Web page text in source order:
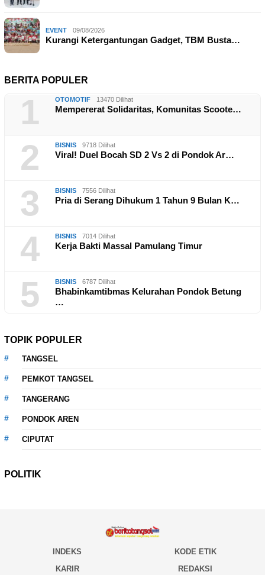
EVENT 09/08/2026
Kurangi Ketergantungan Gadget, TBM Busta…
BERITA POPULER
1 OTOMOTIF 13470 Dilihat
Mempererat Solidaritas, Komunitas Scoote…
2 BISNIS 9718 Dilihat
Viral! Duel Bocah SD 2 Vs 2 di Pondok Ar…
3 BISNIS 7556 Dilihat
Pria di Serang Dihukum 1 Tahun 9 Bulan K…
4 BISNIS 7014 Dilihat
Kerja Bakti Massal Pamulang Timur
5 BISNIS 6787 Dilihat
Bhabinkamtibmas Kelurahan Pondok Betung
…
TOPIK POPULER
TANGSEL
PEMKOT TANGSEL
TANGERANG
PONDOK AREN
CIPUTAT
POLITIK
INDEKS
KODE ETIK
KARIR
REDAKSI